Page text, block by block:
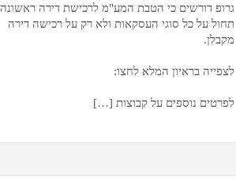
בראיון ל"לילה
כלכלי" על הטבת
המע"מ החדשה
גרופ דורשים כי הטבת המע"מ לרכישת דירה ראשונה
תחול על כל סוגי העסקאות ולא רק על רכישה דירה
מקבלן.
לצפייה בראיון המלא לחצו:
לפרטים נוספים על קבוצות […]